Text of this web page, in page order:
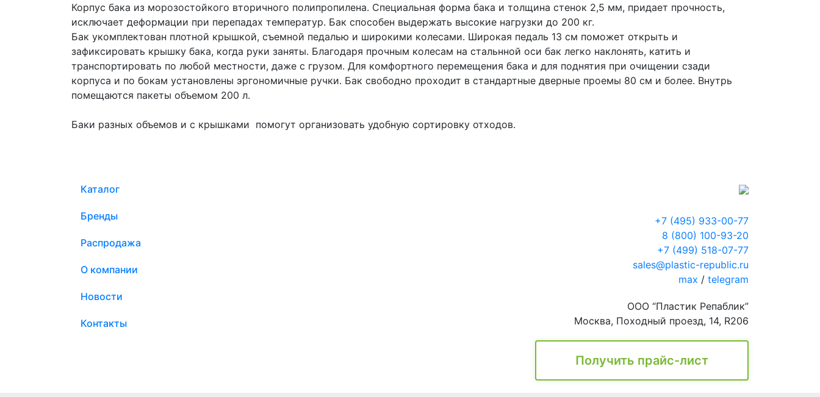
Корпус бака из морозостойкого вторичного полипропилена. Специальная форма бака и толщина стенок 2,5 мм, придает прочность,
исключает деформации при перепадах температур. Бак способен выдержать высокие нагрузки до 200 кг.
Бак укомплектован плотной крышкой, съемной педалью и широкими колесами. Широкая педаль 13 см поможет открыть и
зафиксировать крышку бака, когда руки заняты. Благодаря прочным колесам на стальнной оси бак легко наклонять, катить и
транспортировать по любой местности, даже с грузом. Для комфортного перемещения бака и для поднятия при очищении сзади
корпуса и по бокам установлены эргономичные ручки. Бак свободно проходит в стандартные дверные проемы 80 см и более. Внутрь
помещаются пакеты объемом 200 л.
Баки разных объемов и с крышками помогут организовать удобную сортировку отходов.
Каталог
Бренды
Распродажа
О компании
Новости
Контакты
+7 (495) 933-00-77
8 (800) 100-93-20
+7 (499) 518-07-77
sales@plastic-republic.ru
max / telegram
ООО “Пластик Репаблик”
Москва, Походный проезд, 14, R206
Получить прайс-лист